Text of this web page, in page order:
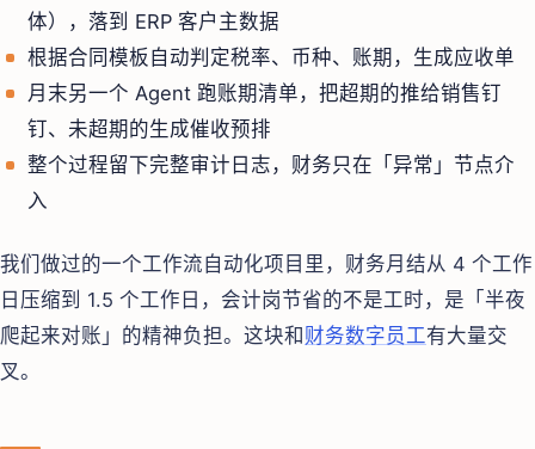
体），落到 ERP 客户主数据
根据合同模板自动判定税率、币种、账期，生成应收单
月末另一个 Agent 跑账期清单，把超期的推给销售钉
钉、未超期的生成催收预排
整个过程留下完整审计日志，财务只在「异常」节点介
入
我们做过的一个工作流自动化项目里，财务月结从 4 个工作
日压缩到 1.5 个工作日，会计岗节省的不是工时，是「半夜
爬起来对账」的精神负担。这块和财务数字员工有大量交
叉。